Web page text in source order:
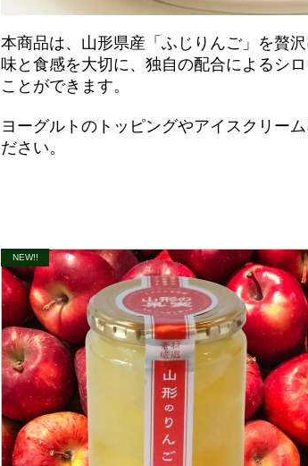
本商品は、山形県産「ふじりんご」を贅
味と食感を大切に、独自の配合によるシ
ことができます。
ヨーグルトのトッピングやアイスクリー
ださい。